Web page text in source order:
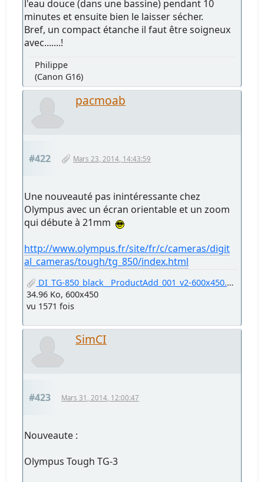
l'eau douce (dans une bassine) pendant 10
minutes et ensuite bien le laisser sécher.
Bref, un compact étanche il faut être soigneux
avec.......!
Philippe
(Canon G16)
pacmoab
#422 Mars 23, 2014, 14:43:59
Une nouveauté pas inintéressante chez
Olympus avec un écran orientable et un zoom
qui débute à 21mm
http://www.olympus.fr/site/fr/c/cameras/digit
al_cameras/tough/tg_850/index.html
DI_TG-850_black__ProductAdd_001_v2-600x450.jpg
34.96 Ko, 600x450
vu 1571 fois
SimCI
#423 Mars 31, 2014, 12:00:47
Nouveaute :
Olympus Tough TG-3